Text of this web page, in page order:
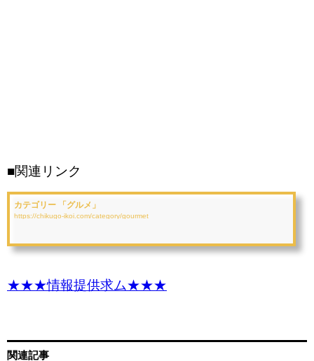
■関連リンク
カテゴリー 「グルメ」
https://chikugo-ikoi.com/category/gourmet
★★★情報提供求ム★★★
関連記事